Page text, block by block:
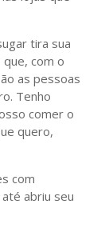
tira sua
que, com o
as pessoas
Tenho
comer o
quero,
com
abriu seu